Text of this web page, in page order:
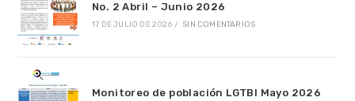
No. 2 Abril – Junio 2026
17 DE JULIO DE 2026 / SIN COMENTARIOS
Monitoreo de población LGTBI Mayo 2026